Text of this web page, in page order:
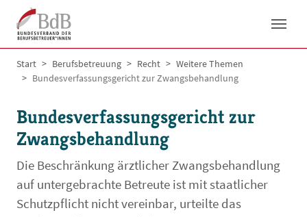
Skip to main navigation
Skip to main content
Skip to page footer
You are here:
Start Berufsbetreuung Recht
Weitere Themen
Bundesverfassungsgericht zur Zwangsbehandlung
Bundesverfassungsgericht zur
Zwangsbehandlung
Die Beschränkung ärztlicher Zwangsbehandlung
auf untergebrachte Betreute ist mit staatlicher
Schutzpflicht nicht vereinbar, urteilte das